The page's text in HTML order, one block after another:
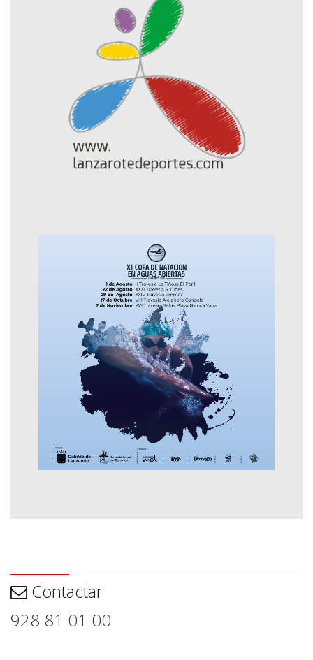
Contactar
928 81 01 00